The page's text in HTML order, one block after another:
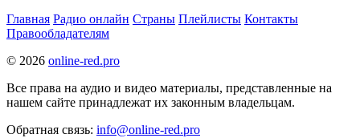
Главная Радио онлайн Страны Плейлисты Контакты
Правообладателям
© 2026 online-red.pro
Все права на аудио и видео материалы, представленные на
нашем сайте принадлежат их законным владельцам.
Обратная связь: info@online-red.pro